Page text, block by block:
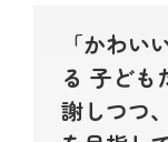
「かわい
る 子ども
謝しつつ